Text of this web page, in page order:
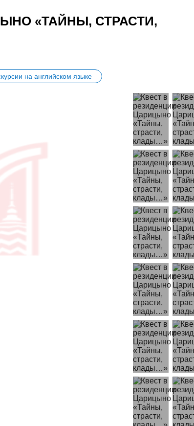
«ТАЙНЫ, СТРАСТИ,
на английском языке